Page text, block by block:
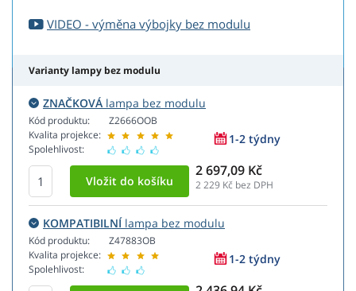
VIDEO - výměna výbojky bez modulu
Varianty lampy bez modulu
ZNAČKOVÁ lampa bez modulu
Kód produktu:
Kvalita projekce:
Spolehlivost:
Z2666OOB
1-2 týdny
2 697,09 Kč
2 229 Kč bez DPH
KOMPATIBILNÍlampa bez modulu
Kód produktu:
Kvalita projekce:
Spolehlivost:
Z47883OB
1-2 týdny